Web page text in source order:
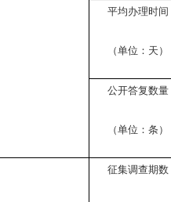
平均办理时间
（单位：天）
公开答复数量
（单位：条）
征集调查期数